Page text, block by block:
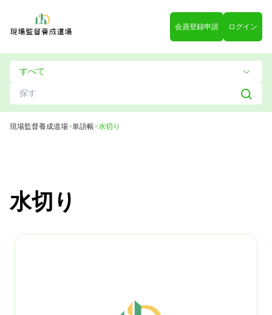
会員登録申請 ログイン
現場監督養成道場>単語帳>水切り
水切り